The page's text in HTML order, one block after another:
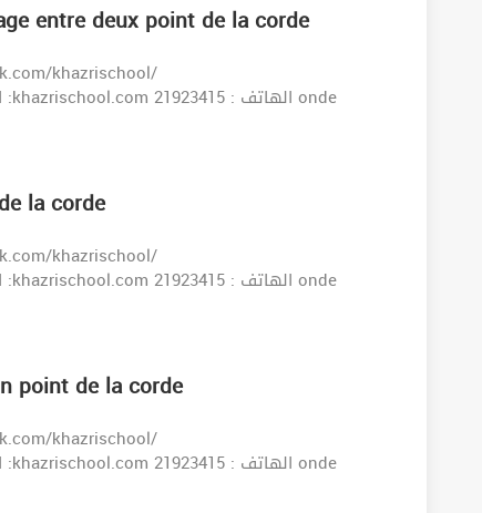
entre deux point de la corde
la corde
point de la corde